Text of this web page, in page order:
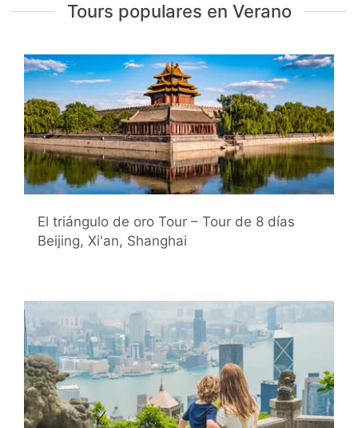
Tours populares en Verano
El triángulo de oro Tour – Tour de 8 días
Beijing, Xi'an, Shanghai